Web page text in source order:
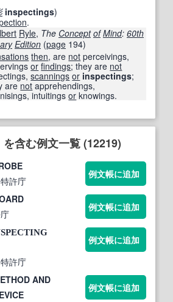
inspectings)
.
Ryle, The Concept of Mind: 60th
Edition (page 194)
then, are not perceivings,
or findings; they are not
scannings or inspectings;
are not apprehendings,
intuitingsor knowings.
含む例文一覧 (12219)
許庁
例文帳に追加
例文帳に追加
許庁
例文帳に追加
AND
例文帳に追加